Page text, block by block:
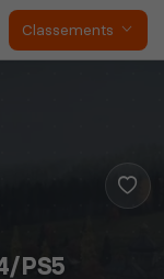
Classements
PS5